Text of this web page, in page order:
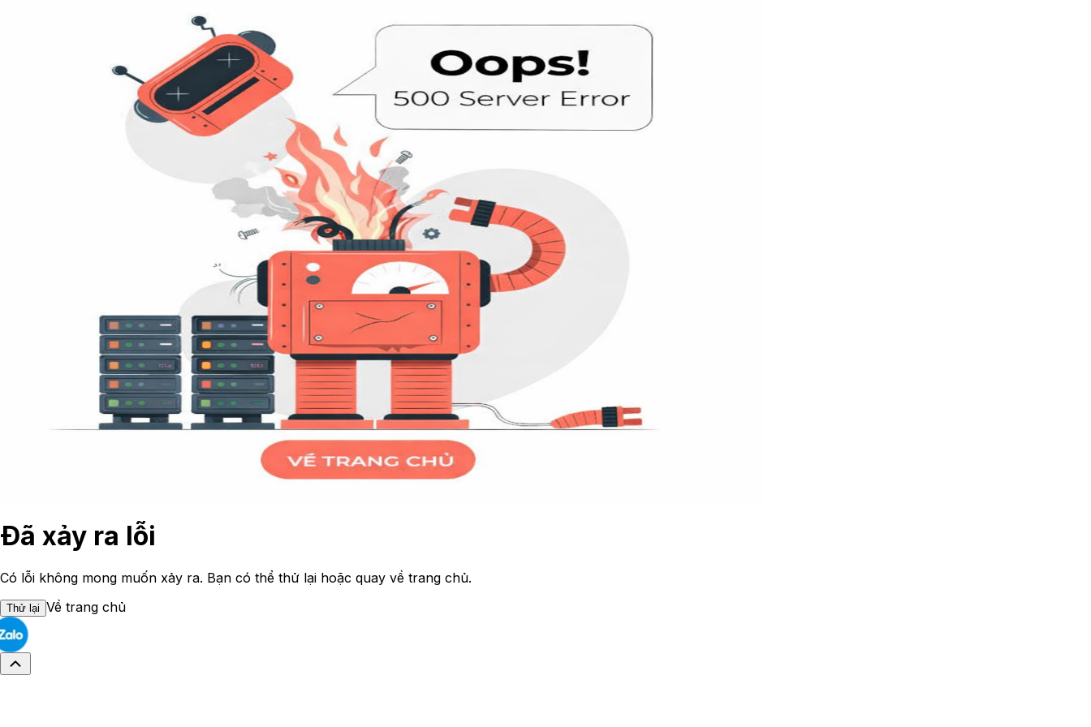
Đã xảy ra lỗi
Có lỗi không mong muốn xảy ra. Bạn có thể thử lại hoặc quay về trang chủ.
Thử lại Về trang chủ